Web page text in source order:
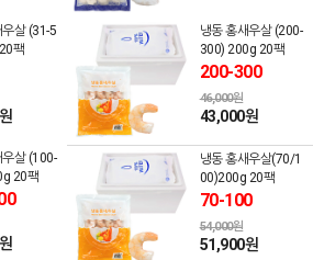
우살 (31-5
팩
냉동 홍새우살 (200-
300) 200g 20팩
200-300
46,000원
43,000원
우살 (100-
20팩
냉동 홍새우살(70/1
00)200g 20팩
70-100
54,000원
51,900원